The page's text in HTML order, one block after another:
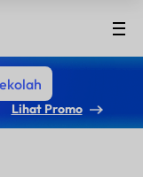
Lihat Promo